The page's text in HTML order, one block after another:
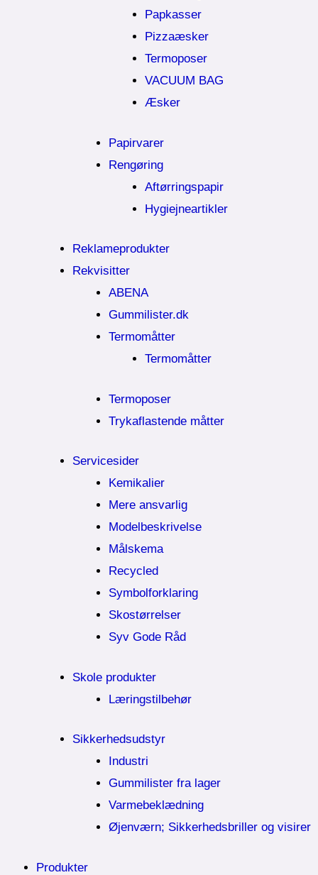
Papkasser
Pizzaæsker
Termoposer
VACUUM BAG
Æsker
Papirvarer
Rengøring
Aftørringspapir
Hygiejneartikler
Reklameprodukter
Rekvisitter
ABENA
Gummilister.dk
Termomåtter
Termomåtter
Termoposer
Trykaflastende måtter
Servicesider
Kemikalier​
Mere ansvarlig
Modelbeskrivelse
Målskema
Recycled
Symbolforklaring
Skostørrelser
Syv Gode Råd
Skole produkter
Læringstilbehør
Sikkerhedsudstyr
Industri
Gummilister fra lager
Varmebeklædning
Øjenværn; Sikkerhedsbriller og visirer
Produkter